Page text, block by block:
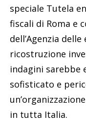
speciale Tutela
fiscali di Roma e
dell’Agenzia
ricostruzione
indagini sarebbe
sofisticato e
in tutta Italia.